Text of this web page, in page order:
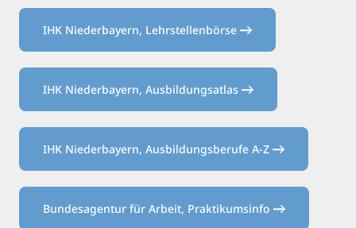
IHK Niederbayern, Lehrstellenbörse
IHK Niederbayern, Ausbildungsatlas
IHK Niederbayern, Ausbildungsberufe A-Z
Bundesagentur für Arbeit, Praktikumsinfo